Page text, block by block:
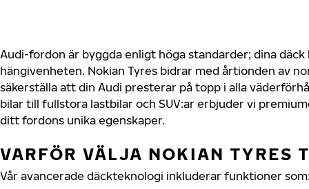
Audi-fordon är byggda enligt höga standarder; dina
hängivenheten. Nokian Tyres bidrar med årtionden av
säkerställa att din Audi presterar på topp i alla
bilar till fullstora lastbilar och SUV:ar erbjuder vi
ditt fordons unika egenskaper.
VARFÖR VÄLJA NOKIAN TYRES
Vår avancerade däckteknologi inkluderar funktioner